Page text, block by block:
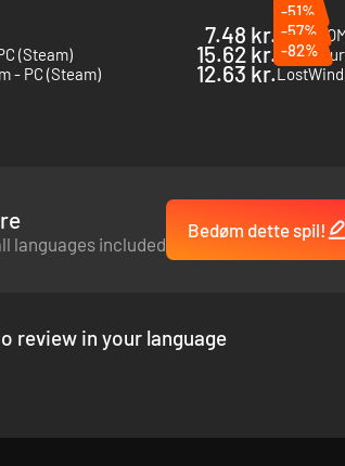
og overraskende væsner og karakterer.
7.48 kr.
-51%
(Steam)
15.62 kr.
-57%
The
- PC (Steam)
12.63 kr.
-82%
languages included
Bedøm dette spil!
review in your language